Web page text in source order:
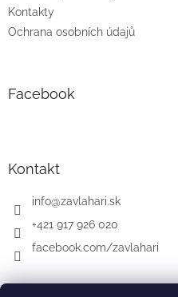
Kontakty
Ochrana osobních údajů
Facebook
Kontakt
info@zavlahari.sk
+421 917 926 020
facebook.com/zavlahari